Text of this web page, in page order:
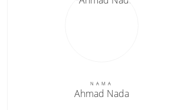
NAMA
Ahmad Nada